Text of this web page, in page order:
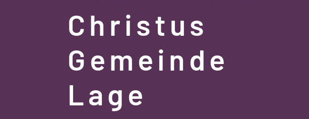
Christus
Gemeinde
Lage